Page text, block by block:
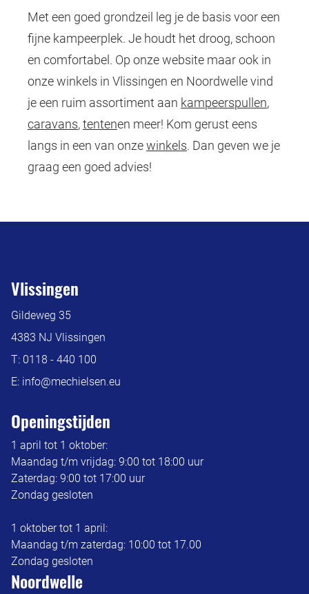
Met een goed grondzeil leg je de basis voor een
fijne kampeerplek. Je houdt het droog, schoon
en comfortabel. Op onze website maar ook in
onze winkels in Vlissingen en Noordwelle vind
je een ruim assortiment aan kampeerspullen,
caravans,tentenen meer! Kom gerust eens
langs in een van onzewinkels. Dan geven we je
graag een goed advies!
Vlissingen
Gildeweg 35
4383 NJ Vlissingen
T: 0118 - 440 100
E: info@mechielsen.eu
Openingstijden
1 april tot 1 oktober:
Maandag t/m vrijdag: 9:00 tot 18:00 uur
Zaterdag: 9:00 tot 17:00 uur
Zondag gesloten
1 oktober tot 1 april:
Maandag t/m zaterdag: 10:00 tot 17.00
Zondag gesloten
Noordwelle